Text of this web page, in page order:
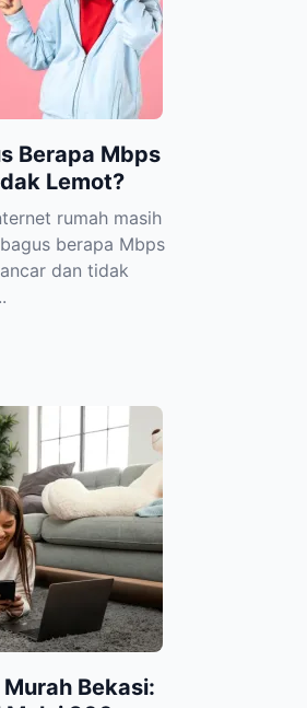
Berapa Mbps
Lemot?
rumah masih
berapa Mbps
dan tidak
Bekasi: